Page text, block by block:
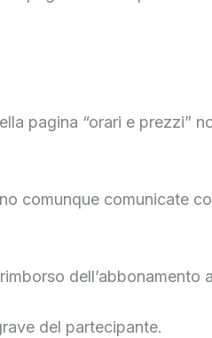
pagina “orari e prezzi”
comunque comunicate
dell’abbonamento
del partecipante.